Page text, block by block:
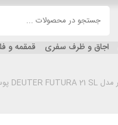
اجاق و ظرف سفری قمقمه و